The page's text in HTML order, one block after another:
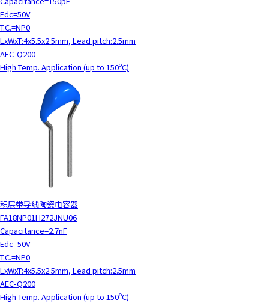
Edc=50V
T.C.=NP0
LxWxT:4x5.5x2.5mm, Lead pitch:2.5mm
AEC-Q200
High Temp. Application (up to 150ºC)
积层带导线陶瓷电容器
FA18NP01H272JNU06
Capacitance=2.7nF
Edc=50V
T.C.=NP0
LxWxT:4x5.5x2.5mm, Lead pitch:2.5mm
AEC-Q200
High Temp. Application (up to 150ºC)